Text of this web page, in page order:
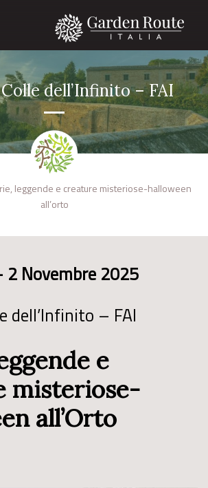
dell’Infinito – FAI
leggende e creature misteriose-halloween
all’orto
Novembre 2025
dell’Infinito – FAI
e
misteriose-
all’Orto